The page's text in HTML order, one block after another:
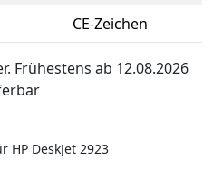
CE-Zeichen
Frühestens ab 12.08.2026
HP DeskJet 2923